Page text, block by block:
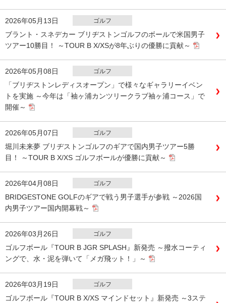
2026年05月13日 ゴルフ
ブラント・スネデカー ブリヂストンゴルフのボールで米国男子
ツアー10勝目！ ～TOUR B X/XSが8年ぶりの優勝に貢献～
2026年05月08日 ゴルフ
「ブリヂストンレディスオープン」で様々なギャラリーイベン
トを実施 ～今年は「袖ヶ浦カンツリークラブ袖ヶ浦コース」で
開催～
2026年05月07日 ゴルフ
堀川未来夢 ブリヂストンゴルフのギアで国内男子ツアー5勝
目！ ～TOUR B X/XS ゴルフボールが優勝に貢献～
2026年04月08日 ゴルフ
BRIDGESTONE GOLFのギアで戦う男子選手が参戦 ～2026国
内男子ツアー国内開幕戦～
2026年03月26日 ゴルフ
ゴルフボール『TOUR B JGR SPLASH』新発売 ～撥水コーティ
ングで、水・泥を弾いて「メガ飛ット！」～
2026年03月19日 ゴルフ
ゴルフボール『TOUR B X/XS マインドセット』新発売 ～3ステ